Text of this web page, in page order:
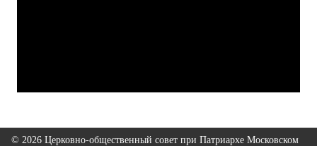
© 2026 Церковно-общественный совет при Патриархе Московском